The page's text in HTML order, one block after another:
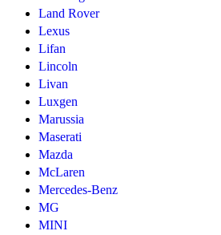
Land Rover
Lexus
Lifan
Lincoln
Livan
Luxgen
Marussia
Maserati
Mazda
McLaren
Mercedes-Benz
MG
MINI